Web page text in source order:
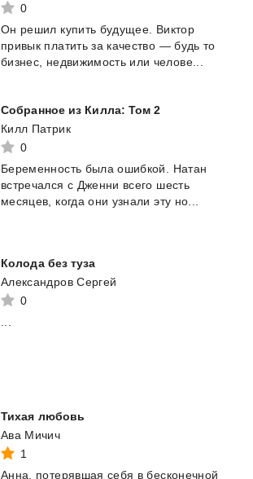
0
Он решил купить будущее.
Виктор
привык платить за качество — будь то
бизнес,
недвижимость или челове...
Собранное из Килла: Том 2
Килл Патрик
0
Беременность была ошибкой.
Натан
встречался с Дженни всего шесть
месяцев,
когда они узнали эту но...
Колода без туза
Александров Сергей
0
Тихая любовь
Ава Мичич
1
Анна,
потерявшая себя в бесконечной